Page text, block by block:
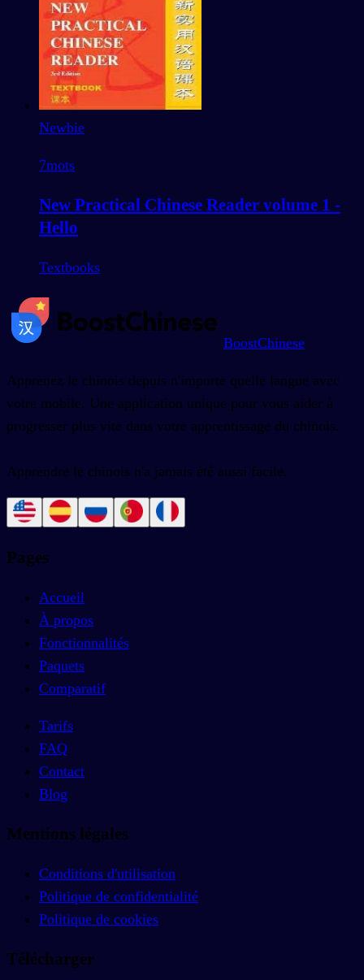
Newbie
7mots
New Practical Chinese Reader volume 1 -
Hello
Textbooks
BoostChinese
Apprenez le chinois depuis n'importe quelle langue avec
votre mobile. Une application unique pour vous aider à
progresser plus vite dans votre apprentissage du chinois.
Apprendre le chinois n'a jamais été aussi facile.
Pages
Accueil
À propos
Fonctionnalités
Paquets
Comparatif
Tarifs
FAQ
Contact
Blog
Mentions légales
Conditions d'utilisation
Politique de confidentialité
Politique de cookies
Télécharger